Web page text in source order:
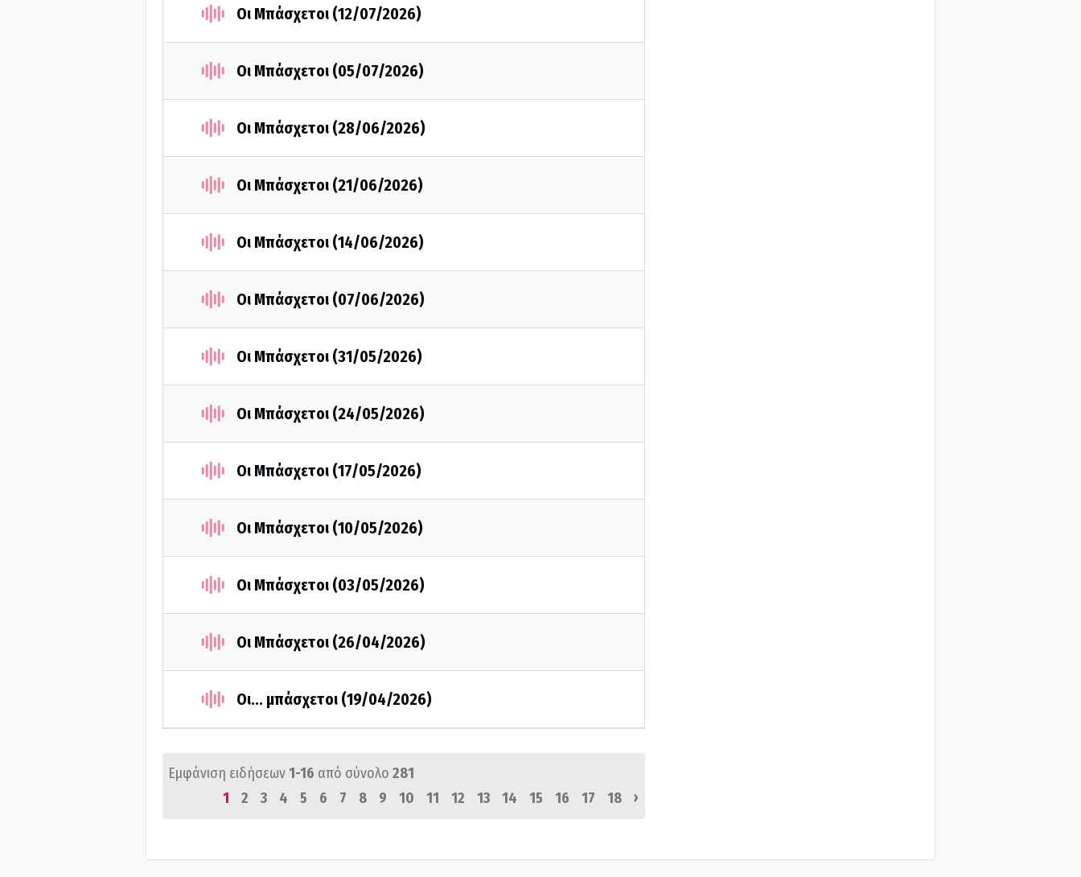
Οι Μπάσχετοι (12/07/2026)
Οι Μπάσχετοι (05/07/2026)
Οι Μπάσχετοι (28/06/2026)
Οι Μπάσχετοι (21/06/2026)
Οι Μπάσχετοι (14/06/2026)
Οι Μπάσχετοι (07/06/2026)
Οι Μπάσχετοι (31/05/2026)
Οι Μπάσχετοι (24/05/2026)
Οι Μπάσχετοι (17/05/2026)
Οι Μπάσχετοι (10/05/2026)
Οι Μπάσχετοι (03/05/2026)
Οι Μπάσχετοι (26/04/2026)
Οι... μπάσχετοι (19/04/2026)
Εμφάνιση ειδήσεων1-16 από σύνολο 281
1
2 3 4 5 6 7 8 9 10 11 12 13 14 15 16 17 18 ›